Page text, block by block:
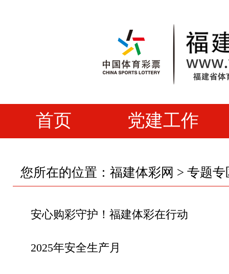
首页 党建工作
您所在的位置： 福建体彩网 > 专题专
安心购彩守护！福建体彩在行动
2025年安全生产月